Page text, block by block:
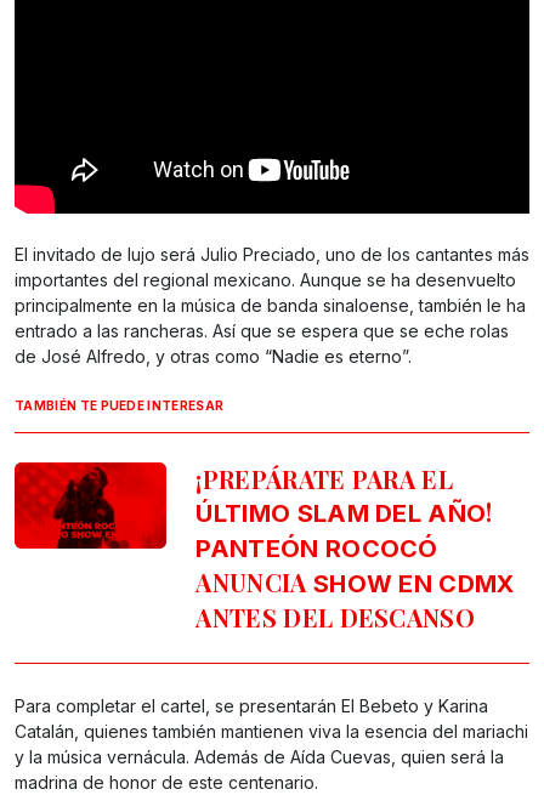
El invitado de lujo será Julio Preciado, uno de los cantantes más
importantes del regional mexicano. Aunque se ha desenvuelto
principalmente en la música de banda sinaloense, también le ha
entrado a las rancheras. Así que se espera que se eche rolas
de José Alfredo, y otras como “Nadie es eterno”.
TAMBIÉN TE PUEDE INTERESAR
¡PREPÁRATE PARA EL
ÚLTIMO SLAM DEL AÑO!
PANTEÓN ROCOCÓ
ANUNCIA SHOW EN CDMX
ANTES DEL DESCANSO
Para completar el cartel, se presentarán El Bebeto y Karina
Catalán, quienes también mantienen viva la esencia del mariachi
y la música vernácula. Además de Aída Cuevas, quien será la
madrina de honor de este centenario.